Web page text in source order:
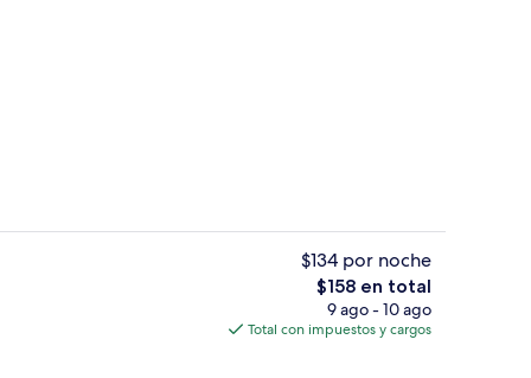
$134 por noche
El
precio
total
$158 en total
9 ago - 10 ago
Total con impuestos y cargos